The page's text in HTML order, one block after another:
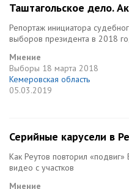
Таштагольское дело.
Репортаж инициатора
выборов президента в 2018
Мнение
Выборы 18 марта 2018
Кемеровская область
05.03.2019
Серийные карусели в
Как Реутов повторил
видео с участков
Мнение